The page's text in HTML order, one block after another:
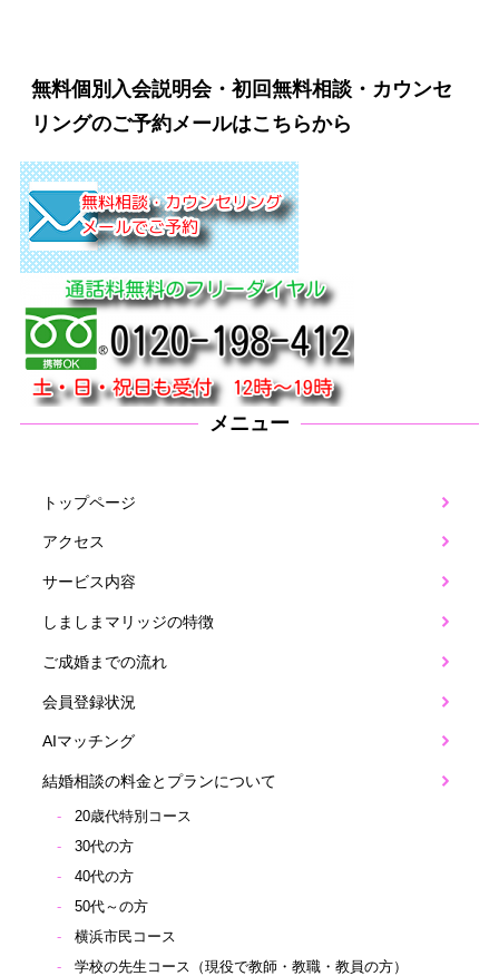
無料個別入会説明会・初回無料相談・カウンセ
リングのご予約メールはこちらから
メニュー
トップページ
アクセス
サービス内容
しましまマリッジの特徴
ご成婚までの流れ
会員登録状況
AIマッチング
結婚相談の料金とプランについて
20歳代特別コース
30代の方
40代の方
50代～の方
横浜市民コース
学校の先生コース（現役で教師・教職・教員の方）